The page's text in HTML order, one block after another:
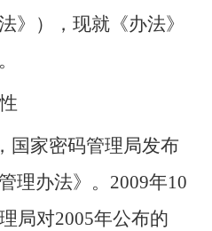
》），现就《办法》
国家密码管理局发布
理办法》。 2009年10
局对2005年公布的